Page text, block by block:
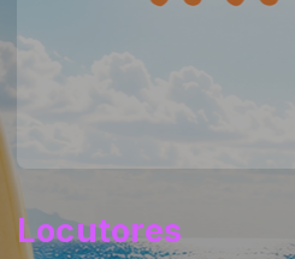
Locutores